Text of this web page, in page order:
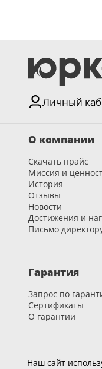
Наш сайт
Личный
О компании
Скачать прайс
Миссия и
История
Отзывы
Новости
Достижения и
Письмо
Гарантия
Запрос по
Сертификаты
О гарантии
Карьера